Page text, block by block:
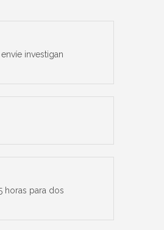
investigan
horas para dos